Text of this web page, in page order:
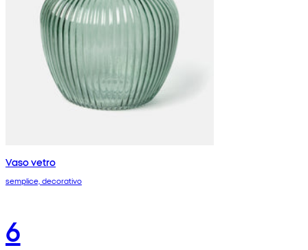
Vaso vetro
semplice, decorativo
6